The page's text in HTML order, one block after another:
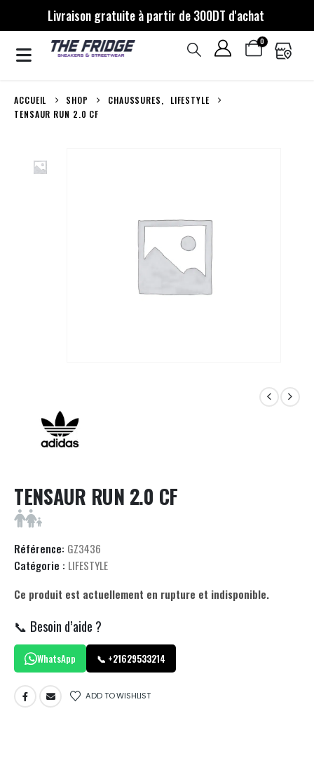
Livraison gratuite à partir de 300DT d'achat
0
ACCUEIL SHOP CHAUSSURES,
LIFESTYLE
TENSAUR RUN 2.0 CF
TENSAUR RUN 2.0 CF
Référence: GZ3436
Catégorie : LIFESTYLE
Ce produit est actuellement en rupture et indisponible.
📞 Besoin d’aide ?
WhatsApp 📞 +21629533214
ADD TO WISHLIST